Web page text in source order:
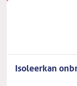
Isoleerkan